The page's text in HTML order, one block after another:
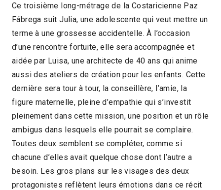
Paz Fábrega Costa Rica 2021
1h50
2021 > Compétition Long-métrage de fiction
Ce troisième long-métrage de la Costaricienne Paz
Fábrega suit Julia, une adolescente qui veut mettre un
terme à une grossesse accidentelle. À l’occasion
d’une rencontre fortuite, elle sera accompagnée et
aidée par Luisa, une architecte de 40 ans qui anime
aussi des ateliers de création pour les enfants. Cette
dernière sera tour à tour, la conseillère, l’amie, la
figure maternelle, pleine d’empathie qui s’investit
pleinement dans cette mission, une position et un rôle
ambigus dans lesquels elle pourrait se complaire.
Toutes deux semblent se compléter, comme si
chacune d’elles avait quelque chose dont l’autre a
besoin. Les gros plans sur les visages des deux
protagonistes reflètent leurs émotions dans ce récit